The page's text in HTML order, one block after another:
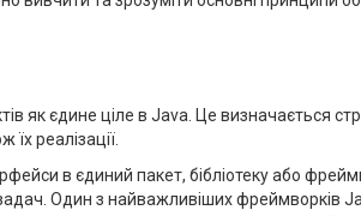
як єдине ціле в Java. Це визначається
реалізації.
в єдиний пакет, бібліотеку або
Один з найважливіших фреймворків